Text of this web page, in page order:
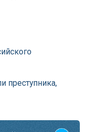
преступника,